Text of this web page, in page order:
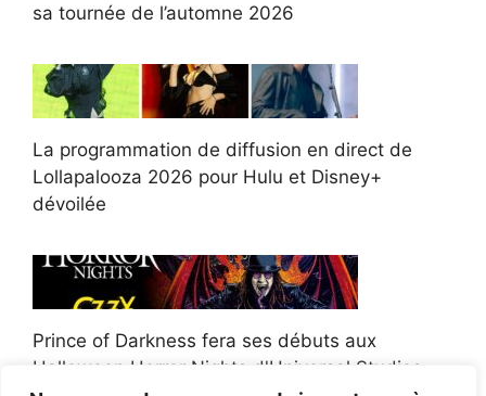
sa tournée de l’automne 2026
La programmation de diffusion en direct de
Lollapalooza 2026 pour Hulu et Disney+
dévoilée
Prince of Darkness fera ses débuts aux
Halloween Horror Nights d'Universal Studios